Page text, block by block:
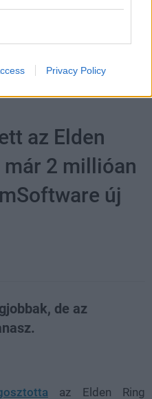
Privacy Policy
az Elden
2 millióan
új
de az
az Elden Ring